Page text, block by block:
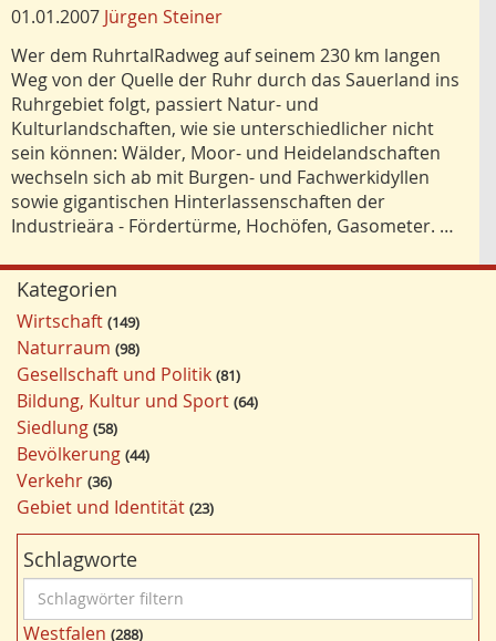
01.01.2007 Jürgen Steiner
Wer dem RuhrtalRadweg auf seinem 230 km langen
Weg von der Quelle der Ruhr durch das Sauerland ins
Ruhrgebiet folgt, passiert Natur- und
Kulturlandschaften, wie sie unterschiedlicher nicht
sein können: Wälder, Moor- und Heidelandschaften
wechseln sich ab mit Burgen- und Fachwerkidyllen
sowie gigantischen Hinterlassenschaften der
Industrieära - Fördertürme, Hochöfen, Gasometer. …
Kategorien
Wirtschaft 149
Naturraum 98
Gesellschaft und Politik 81
Bildung, Kultur und Sport 64
Siedlung 58
Bevölkerung 44
Verkehr 36
Gebiet und Identität 23
Schlagworte
c
Westfalen 288